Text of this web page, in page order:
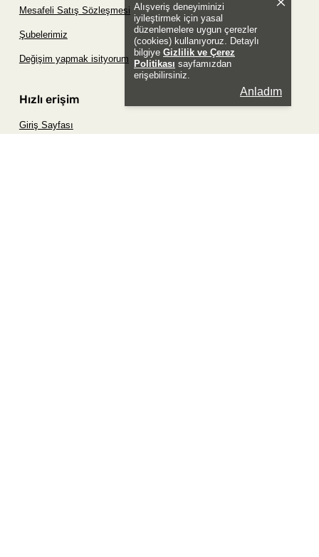
Alışveriş deneyiminizi
iyileştirmek için yasal
düzenlemelere uygun çerezler
(cookies) kullanıyoruz. Detaylı
bilgiye Gizlilik ve Çerez
Politikası sayfamızdan
erişebilirsiniz.
Anladım
Mesafeli Satış Sözleşmesi
Şubelerimiz
Değişim yapmak isityorum
Hızlı erişim
Giriş Sayfası